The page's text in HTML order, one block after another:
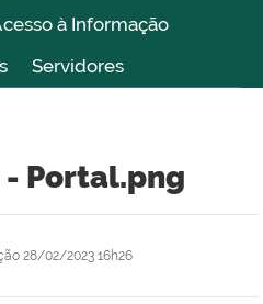
à Informação
Servidores
- Portal.png
28/02/2023 16h26